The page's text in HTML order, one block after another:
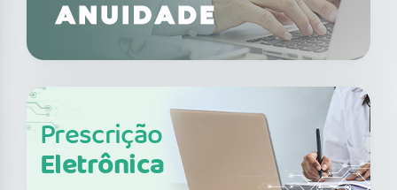
Prescrição
Eletrônica